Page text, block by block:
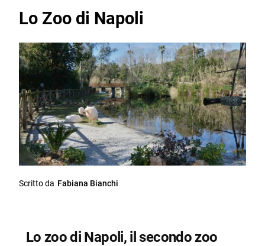
Lo Zoo di Napoli
Scritto da Fabiana Bianchi
Lo zoo di Napoli, il secondo zoo